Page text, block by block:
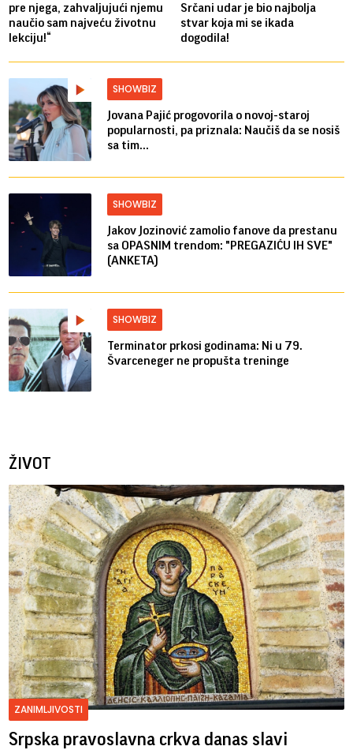
pre njega, zahvaljujući njemu
naučio sam najveću životnu
lekciju!“
Srčani udar je bio najbolja
stvar koja mi se ikada
dogodila!
SHOWBIZ
Jovana Pajić progovorila o novoj-staroj
popularnosti, pa priznala: Naučiš da se nosiš
sa tim...
SHOWBIZ
Jakov Jozinović zamolio fanove da prestanu
sa OPASNIM trendom: "PREGAZIĆU IH SVE"
(ANKETA)
SHOWBIZ
Terminator prkosi godinama: Ni u 79.
Švarceneger ne propušta treninge
ŽIVOT
ZANIMLJIVOSTI
Srpska pravoslavna crkva danas slavi